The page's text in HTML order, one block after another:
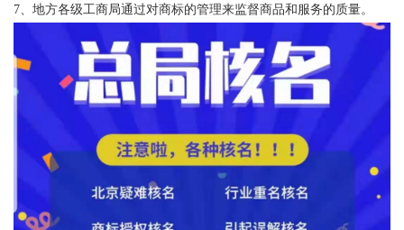
7、地方各级工商局通过对商标的管理来监督商品和服务的质量。